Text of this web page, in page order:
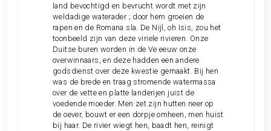
land bevochtigd en bevrucht wordt met zijn
weldadige waterader ; door hem groeien de
rapen en de Romana sla. De Nijl, oh Isis, zou het
toonbeeld zijn van deze viriele rivieren. Onze
Duitse buren worden in de Ve eeuw onze
overwinnaars, en deze hadden een andere
godsdienst over deze kwestie gemaakt. Bij hen
was de brede en traag stromende watermassa
over de vette en platte landerijen juist de
voedende moeder. Men zet zijn hutten neer op
de oever, bouwt er een dorpje omheen, men huist
bij haar. De rivier wiegt hen, baadt hen, reinigt